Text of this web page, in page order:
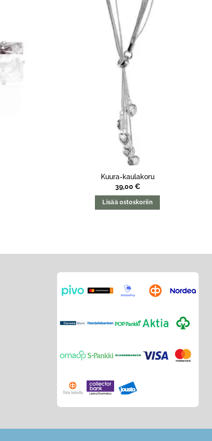
Kuura-kaulakoru
39,00 €
Lisää ostoskoriin